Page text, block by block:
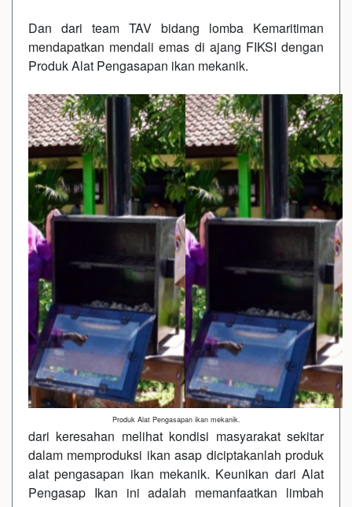
Dan dari team TAV bidang lomba Kemaritiman
mendapatkan mendali emas di ajang FIKSI dengan
Produk Alat Pengasapan ikan mekanik.
Produk Alat Pengasapan ikan mekanik.
dari keresahan melihat kondisi masyarakat sekitar
dalam memproduksi ikan asap diciptakanlah produk
alat pengasapan ikan mekanik. Keunikan dari Alat
Pengasap Ikan ini adalah memanfaatkan limbah